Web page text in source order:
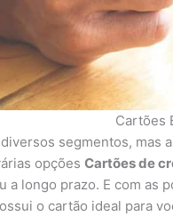
Cartões
segmentos,
opções Cartões de
a longo prazo. E com as
o cartão ideal para